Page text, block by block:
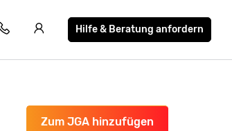
Hilfe & Beratung anfordern
Zum JGA hinzufügen